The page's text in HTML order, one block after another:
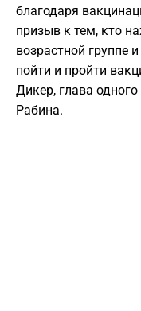
благодаря
призыв к тем, кто
возрастной группе
пойти и пройти
Дикер, глава
Рабина.